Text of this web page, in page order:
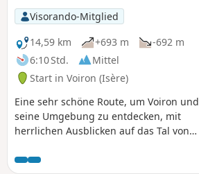
Visorando-Mitglied
14,59 km
+693 m
-692 m
6:10 Std.
Mittel
Start in Voiron (Isère)
Eine sehr schöne Route, um Voiron und
seine Umgebung zu entdecken, mit
herrlichen Ausblicken auf das Tal von
und Belledone.